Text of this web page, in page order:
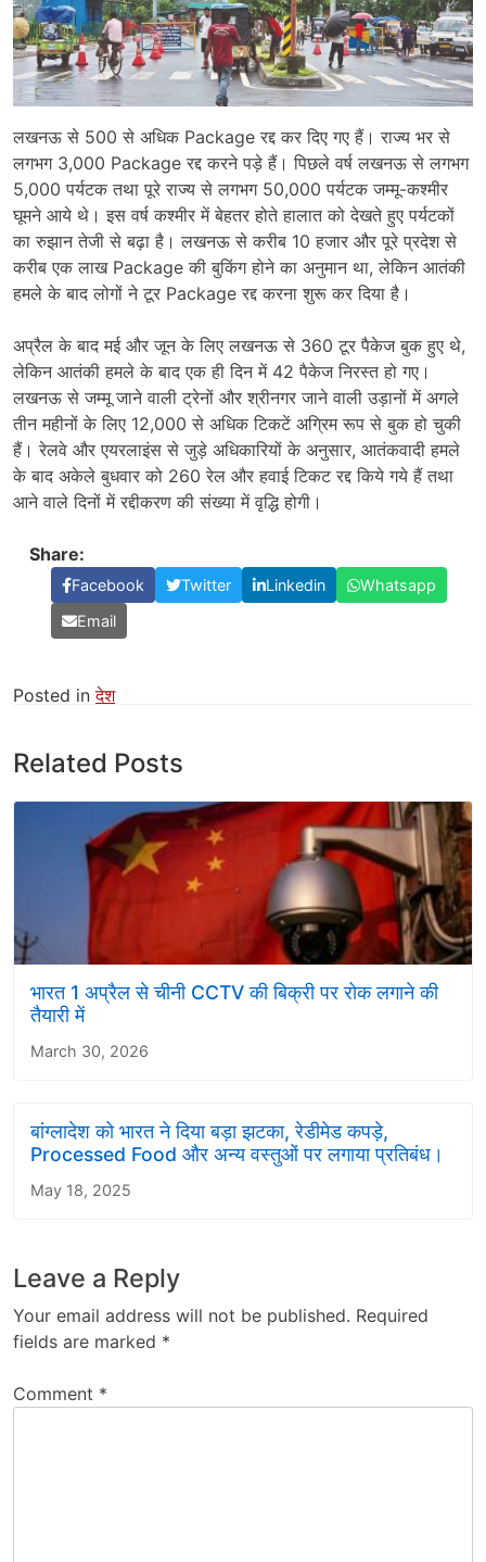
लखनऊ से 500 से अधिक Package रद्द कर दिए गए हैं। राज्य भर से
लगभग 3,000 Package रद्द करने पड़े हैं। पिछले वर्ष लखनऊ से लगभग
5,000 पर्यटक तथा पूरे राज्य से लगभग 50,000 पर्यटक जम्मू-कश्मीर
घूमने आये थे। इस वर्ष कश्मीर में बेहतर होते हालात को देखते हुए पर्यटकों
का रुझान तेजी से बढ़ा है। लखनऊ से करीब 10 हजार और पूरे प्रदेश से
करीब एक लाख Package की बुकिंग होने का अनुमान था, लेकिन आतंकी
हमले के बाद लोगों ने टूर Package रद्द करना शुरू कर दिया है।
अप्रैल के बाद मई और जून के लिए लखनऊ से 360 टूर पैकेज बुक हुए थे,
लेकिन आतंकी हमले के बाद एक ही दिन में 42 पैकेज निरस्त हो गए।
लखनऊ से जम्मू जाने वाली ट्रेनों और श्रीनगर जाने वाली उड़ानों में अगले
तीन महीनों के लिए 12,000 से अधिक टिकटें अग्रिम रूप से बुक हो चुकी
हैं। रेलवे और एयरलाइंस से जुड़े अधिकारियों के अनुसार, आतंकवादी हमले
के बाद अकेले बुधवार को 260 रेल और हवाई टिकट रद्द किये गये हैं तथा
आने वाले दिनों में रद्दीकरण की संख्या में वृद्धि होगी।
Share:
Facebook Twitter Linkedin
Whatsapp
Email
Posted inदेश
Related Posts
भारत 1 अप्रैल से चीनी CCTV की बिक्री पर रोक लगाने की
तैयारी में
March 30, 2026
बांग्लादेश को भारत ने दिया बड़ा झटका, रेडीमेड कपड़े,
Processed Food और अन्य वस्तुओं पर लगाया प्रतिबंध।
May 18, 2025
Leave a Reply
Your email address will not be published. Required
fields are marked *
Comment *